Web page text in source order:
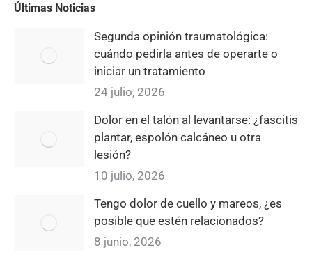
Últimas Noticias
Segunda opinión traumatológica:
cuándo pedirla antes de operarte o
iniciar un tratamiento
24 julio, 2026
Dolor en el talón al levantarse: ¿fascitis
plantar, espolón calcáneo u otra
lesión?
10 julio, 2026
Tengo dolor de cuello y mareos, ¿es
posible que estén relacionados?
8 junio, 2026